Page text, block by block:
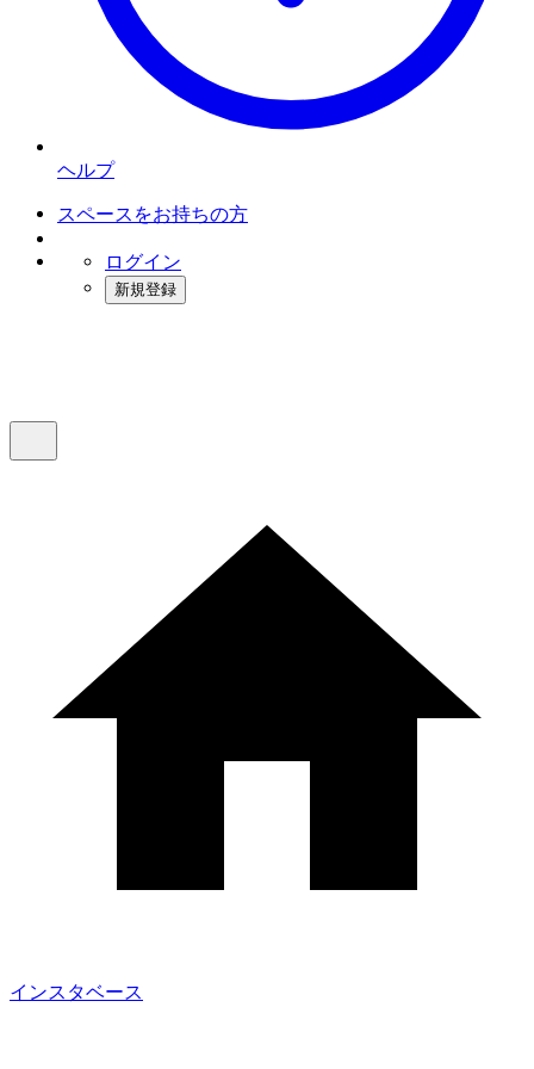
ヘルプ
スペースをお持ちの方
ログイン
新規登録
インスタベース